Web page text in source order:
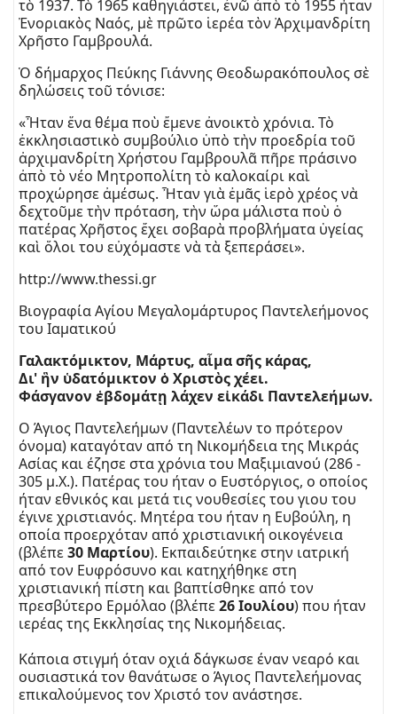
τὸ 1937. Τὸ 1965 καθηγιάστει, ἐνῶ ἀπὸ τὸ 1955 ἦταν
Ἐνοριακὸς Ναός, μὲ πρῶτο ἱερέα τὸν Ἀρχιμανδρίτη
Χρῆστο Γαμβρουλά.
Ὁ δήμαρχος Πεύκης Γιάννης Θεοδωρακόπουλος σὲ
δηλώσεις τοῦ τόνισε:
«Ἦταν ἕνα θέμα ποὺ ἔμενε ἀνοικτὸ χρόνια. Τὸ
ἐκκλησιαστικὸ συμβούλιο ὑπὸ τὴν προεδρία τοῦ
ἀρχιμανδρίτη Χρήστου Γαμβρουλᾶ πῆρε πράσινο
ἀπὸ τὸ νέο Μητροπολίτη τὸ καλοκαίρι καὶ
προχώρησε ἀμέσως. Ἦταν γιὰ ἐμᾶς ἱερὸ χρέος νὰ
δεχτοῦμε τὴν πρόταση, τὴν ὥρα μάλιστα ποὺ ὁ
πατέρας Χρῆστος ἔχει σοβαρὰ προβλήματα ὑγείας
καὶ ὅλοι του εὐχόμαστε νὰ τὰ ξεπεράσει».
http://www.thessi.gr
Βιογραφία Αγίου Μεγαλομάρτυρος Παντελεήμονος
του Ιαματικού
Γαλακτόμικτον, Μάρτυς, αἷμα σῆς κάρας,
Δι' ἣν ὑδατόμικτον ὁ Χριστὸς χέει.
Φάσγανον ἑβδομάτῃ λάχεν εἰκάδι Παντελεήμων.
Ο Άγιος Παντελεήμων (Παντελέων το πρότερον
όνομα) καταγόταν από τη Νικομήδεια της Μικράς
Ασίας και έζησε στα χρόνια του Μαξιμιανού (286 -
305 μ.Χ.). Πατέρας του ήταν ο Ευστόργιος, ο οποίος
ήταν εθνικός και μετά τις νουθεσίες του γιου του
έγινε χριστιανός. Μητέρα του ήταν η Ευβούλη, η
οποία προερχόταν από χριστιανική οικογένεια
(βλέπε30 Μαρτίου). Εκπαιδεύτηκε στην ιατρική
από τον Ευφρόσυνο και κατηχήθηκε στη
χριστιανική πίστη και βαπτίσθηκε από τον
πρεσβύτερο Ερμόλαο (βλέπε26 Ιουλίου) που ήταν
ιερέας της Εκκλησίας της Νικομήδειας.
Κάποια στιγμή όταν οχιά δάγκωσε έναν νεαρό και
ουσιαστικά τον θανάτωσε ο Άγιος Παντελεήμονας
επικαλούμενος τον Χριστό τον ανάστησε.